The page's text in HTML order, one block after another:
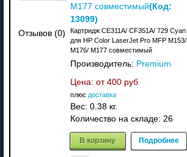
Отзывов (0)
M177 совместимый(Код:
13099)
Картридж CE311A/ CF351A/ 729 Cyan
для HP Color LaserJet Pro MFP M153/
M176/ M177 совместимый
Производитель: Premium
Цена: от 400 руб
плюс доставка
Вес: 0.38 кг.
Количество на складе: 26
В корзину Подробнее